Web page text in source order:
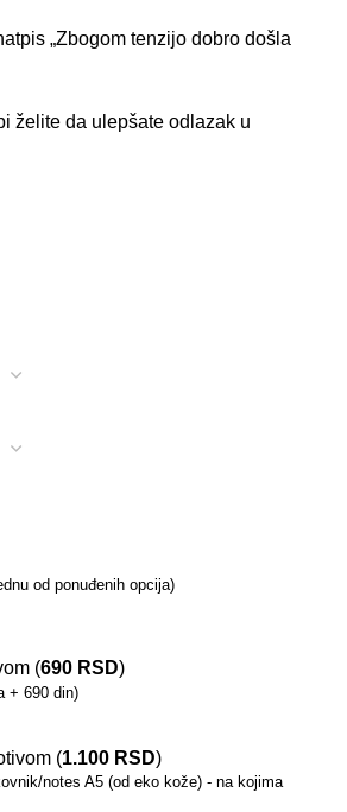
„Zbogom tenzijo dobro došla
želite da ulepšate odlazak u
od ponuđenih opcija)
(690 RSD)
+ 690 din)
(1.100 RSD)
notes A5 (od eko kože) - na kojima